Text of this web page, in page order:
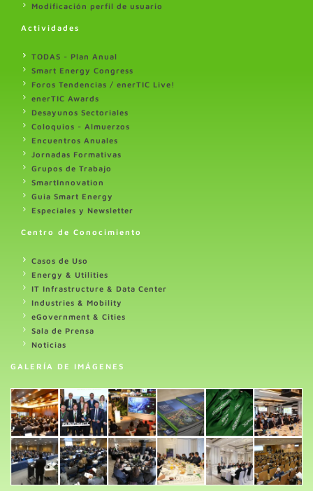
Modificación perfil de usuario
Actividades
TODAS - Plan Anual
Smart Energy Congress
Foros Tendencias / enerTIC Live!
enerTIC Awards
Desayunos Sectoriales
Coloquios - Almuerzos
Encuentros Anuales
Jornadas Formativas
Grupos de Trabajo
SmartInnovation
Guia Smart Energy
Especiales y Newsletter
Centro de Conocimiento
Casos de Uso
Energy & Utilities
IT Infrastructure & Data Center
Industries & Mobility
eGovernment & Cities
Sala de Prensa
Noticias
GALERÍA DE IMÁGENES